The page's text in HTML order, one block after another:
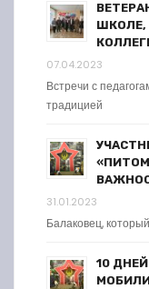
ШКОЛЕ,
07.04.2023
Встречи с
традицией
31.01.2023
Балаковец,
10